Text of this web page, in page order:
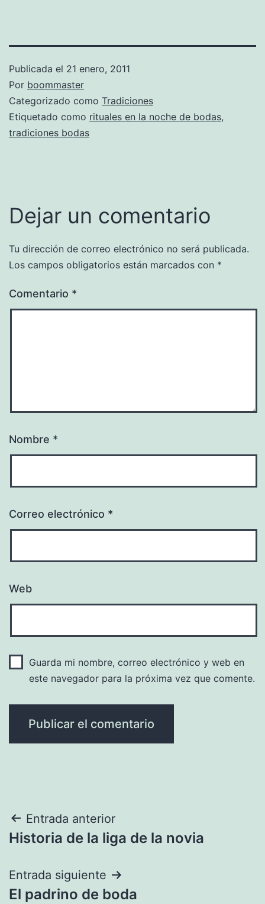
Publicada el 21 enero, 2011
Por boommaster
Categorizado como Tradiciones
Etiquetado como rituales en la noche de bodas,
tradiciones bodas
Dejar un comentario
Tu dirección de correo electrónico no será publicada.
Los campos obligatorios están marcados con *
Comentario *
Nombre *
Correo electrónico *
Web
Guarda mi nombre, correo electrónico y web en
este navegador para la próxima vez que comente.
Navegación
de
entradas
Entrada anterior
Historia de la liga de la novia
Entrada siguiente
El padrino de boda